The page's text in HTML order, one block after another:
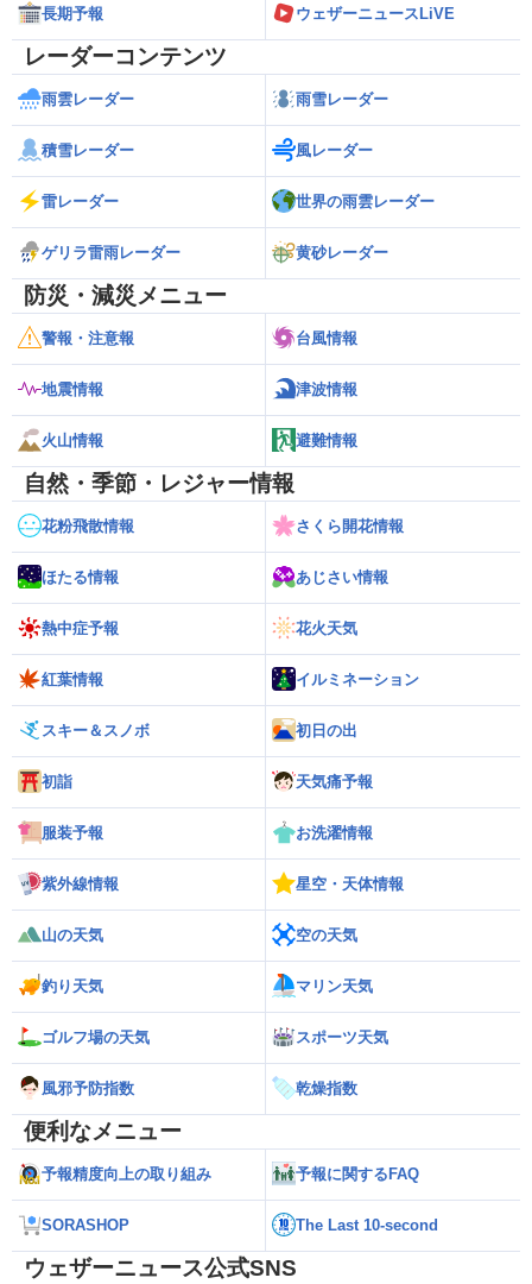
長期予報 ウェザーニュースLiVE
レーダーコンテンツ
雨雲レーダー 雨雪レーダー
積雪レーダー 風レーダー
雷レーダー 世界の雨雲レーダー
ゲリラ雷雨レーダー 黄砂レーダー
防災・減災メニュー
警報・注意報 台風情報
地震情報 津波情報
火山情報 避難情報
自然・季節・レジャー情報
花粉飛散情報 さくら開花情報
ほたる情報 あじさい情報
熱中症予報 花火天気
紅葉情報 イルミネーション
スキー＆スノボ 初日の出
初詣 天気痛予報
服装予報 お洗濯情報
紫外線情報 星空・天体情報
山の天気 空の天気
釣り天気 マリン天気
ゴルフ場の天気 スポーツ天気
風邪予防指数 乾燥指数
便利なメニュー
予報精度向上の取り組み 予報に関するFAQ
SORASHOP The Last 10-second
ウェザーニュース公式SNS